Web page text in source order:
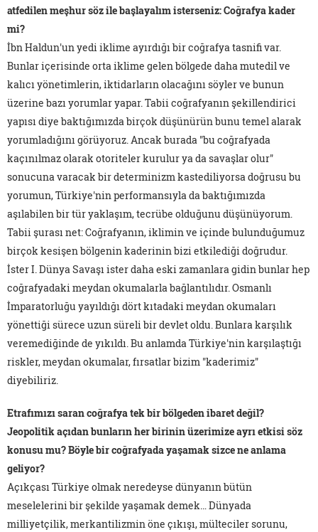
atfedilen meşhur söz ile başlayalım isterseniz: Coğrafya kader
mi?
İbn Haldun'un yedi iklime ayırdığı bir coğrafya tasnifi var.
Bunlar içerisinde orta iklime gelen bölgede daha mutedil ve
kalıcı yönetimlerin, iktidarların olacağını söyler ve bunun
üzerine bazı yorumlar yapar. Tabii coğrafyanın şekillendirici
yapısı diye baktığımızda birçok düşünürün bunu temel alarak
yorumladığını görüyoruz. Ancak burada "bu coğrafyada
kaçınılmaz olarak otoriteler kurulur ya da savaşlar olur"
sonucuna varacak bir determinizm kastediliyorsa doğrusu bu
yorumun, Türkiye'nin performansıyla da baktığımızda
aşılabilen bir tür yaklaşım, tecrübe olduğunu düşünüyorum.
Tabii şurası net: Coğrafyanın, iklimin ve içinde bulunduğumuz
birçok kesişen bölgenin kaderinin bizi etkilediği doğrudur.
İster I. Dünya Savaşı ister daha eski zamanlara gidin bunlar hep
coğrafyadaki meydan okumalarla bağlantılıdır. Osmanlı
İmparatorluğu yayıldığı dört kıtadaki meydan okumaları
yönettiği sürece uzun süreli bir devlet oldu. Bunlara karşılık
veremediğinde de yıkıldı. Bu anlamda Türkiye'nin karşılaştığı
riskler, meydan okumalar, fırsatlar bizim "kaderimiz"
diyebiliriz.
Etrafımızı saran coğrafya tek bir bölgeden ibaret değil?
Jeopolitik açıdan bunların her birinin üzerimize ayrı etkisi söz
konusu mu? Böyle bir coğrafyada yaşamak sizce ne anlama
geliyor?
Açıkçası Türkiye olmak neredeyse dünyanın bütün
meselelerini bir şekilde yaşamak demek… Dünyada
milliyetçilik, merkantilizmin öne çıkışı, mülteciler sorunu,